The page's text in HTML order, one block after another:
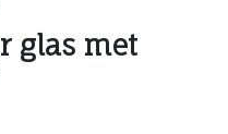
glas met